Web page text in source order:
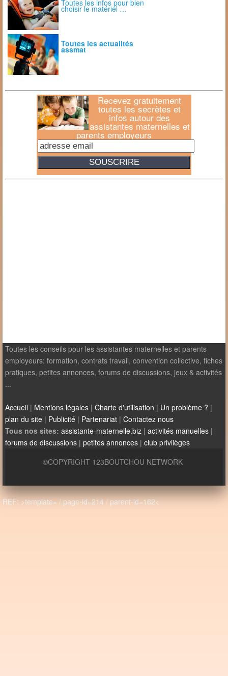
Toutes les infos pour bien
choisir le matériel …
Toutes les actualités
assmat
Recevez gratuitement
toutes les secrètes et
infos autour des
assistantes maternelles et
parents employeurs
Toutes les conseils pour les assistantes maternelles et parents
employeurs: formation, contrats travail, convention collective, fiches
pratiques, petites annonces, forums de discussions, jeux & activités
...
Accueil | Mentions légales | Charte d'utilisation | Un problème ? |
plan du site | Publicité | Partenariat | Contactez nous
Tous nos sites: assistante-maternelle.biz | activités manuelles |
forums de discussions | petites annonces | club privilèges
©COPYRIGHT 123BOUTCHOU NETWORK
REF: >template= / page-id=214 / parent-id=162<